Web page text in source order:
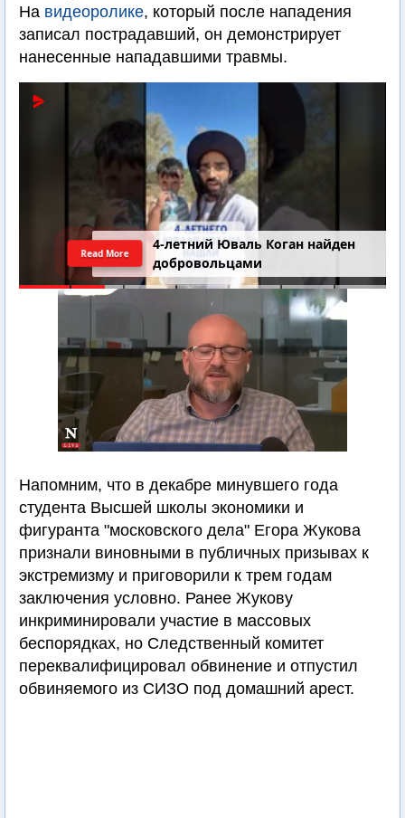
На видеоролике, который после нападения
записал пострадавший, он демонстрирует
нанесенные нападавшими травмы.
4-летний Юваль Коган найден
добровольцами
Read More
Напомним, что в декабре минувшего года
студента Высшей школы экономики и
фигуранта "московского дела" Егора Жукова
признали виновными в публичных призывах к
экстремизму и приговорили к трем годам
заключения условно. Ранее Жукову
инкриминировали участие в массовых
беспорядках, но Следственный комитет
переквалифицировал обвинение и отпустил
обвиняемого из СИЗО под домашний арест.